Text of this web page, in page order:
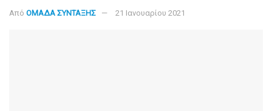
Από ΟΜΑΔΑ ΣΥΝΤΑΞΗΣ 21 Ιανουαρίου 2021